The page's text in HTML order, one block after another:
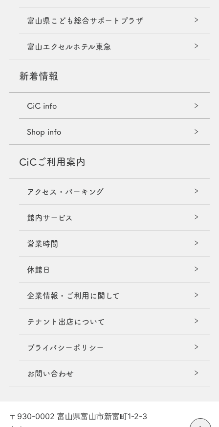
富山県こども総合サポートプラザ
富山エクセルホテル東急
新着情報
CiC info
Shop info
CiCご利用案内
アクセス・パーキング
館内サービス
営業時間
休館日
企業情報・ご利用に関して
テナント出店について
プライバシーポリシー
お問い合わせ
〒930-0002 富山県富山市新富町1-2-3